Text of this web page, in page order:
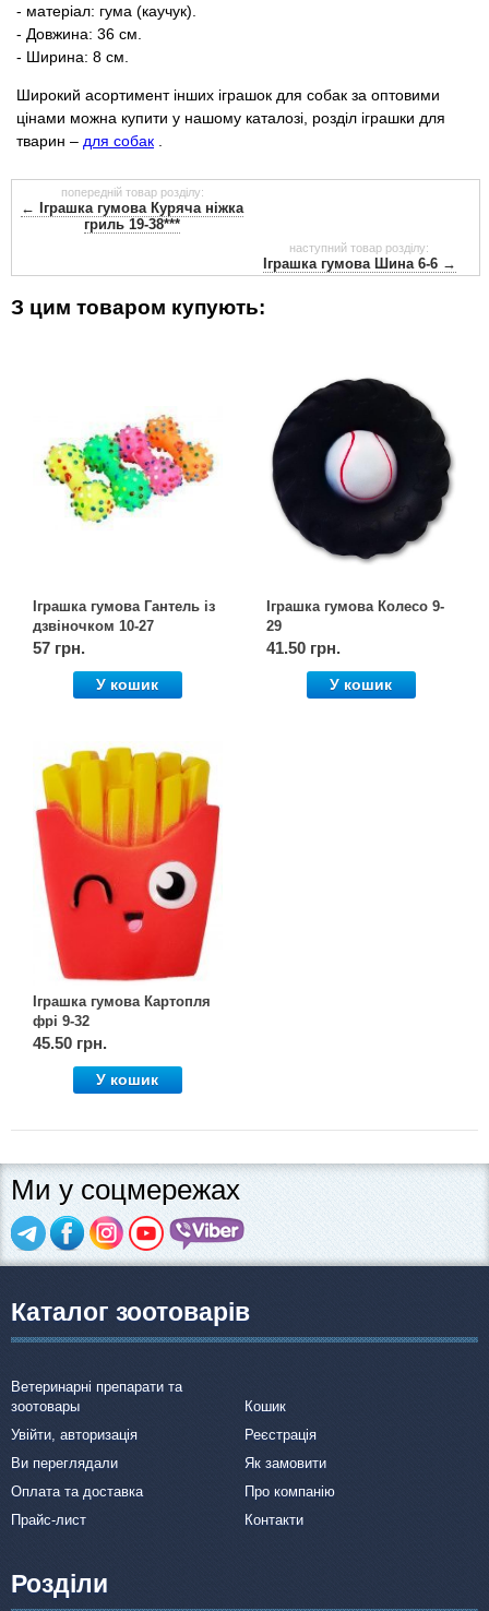
- матеріал: гума (каучук).
- Довжина: 36 см.
- Ширина: 8 см.
Широкий асортимент інших іграшок для собак за оптовими
цінами можна купити у нашому каталозі, розділ іграшки для
тварин – для собак
попередній товар розділу:
← Іграшка гумова Куряча ніжка
гриль 19-38***
наступний товар розділу:
Іграшка гумова Шина 6-6 →
З цим товаром купують:
Іграшка гумова Гантель із
дзвіночком 10-27
57 грн.
У кошик
Іграшка гумова Колесо 9-
29
41.50 грн.
У кошик
Іграшка гумова Картопля
фрі 9-32
45.50 грн.
У кошик
Ми у соцмережах
Каталог зоотоварів
Ветеринарні препарати та
зоотовары
Кошик
Увійти, авторизація
Реєстрація
Ви переглядали
Як замовити
Оплата та доставка
Про компанію
Прайс-лист
Контакти
Розділи